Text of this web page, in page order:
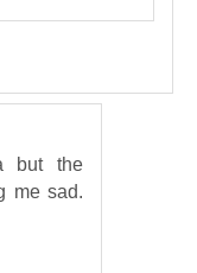
but the
me sad.